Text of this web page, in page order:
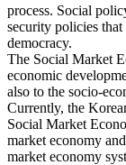
process. Social
security policies
democracy.
The Social Market
economic
also to the socio-
Currently, the
Social Market
market economy
market economy